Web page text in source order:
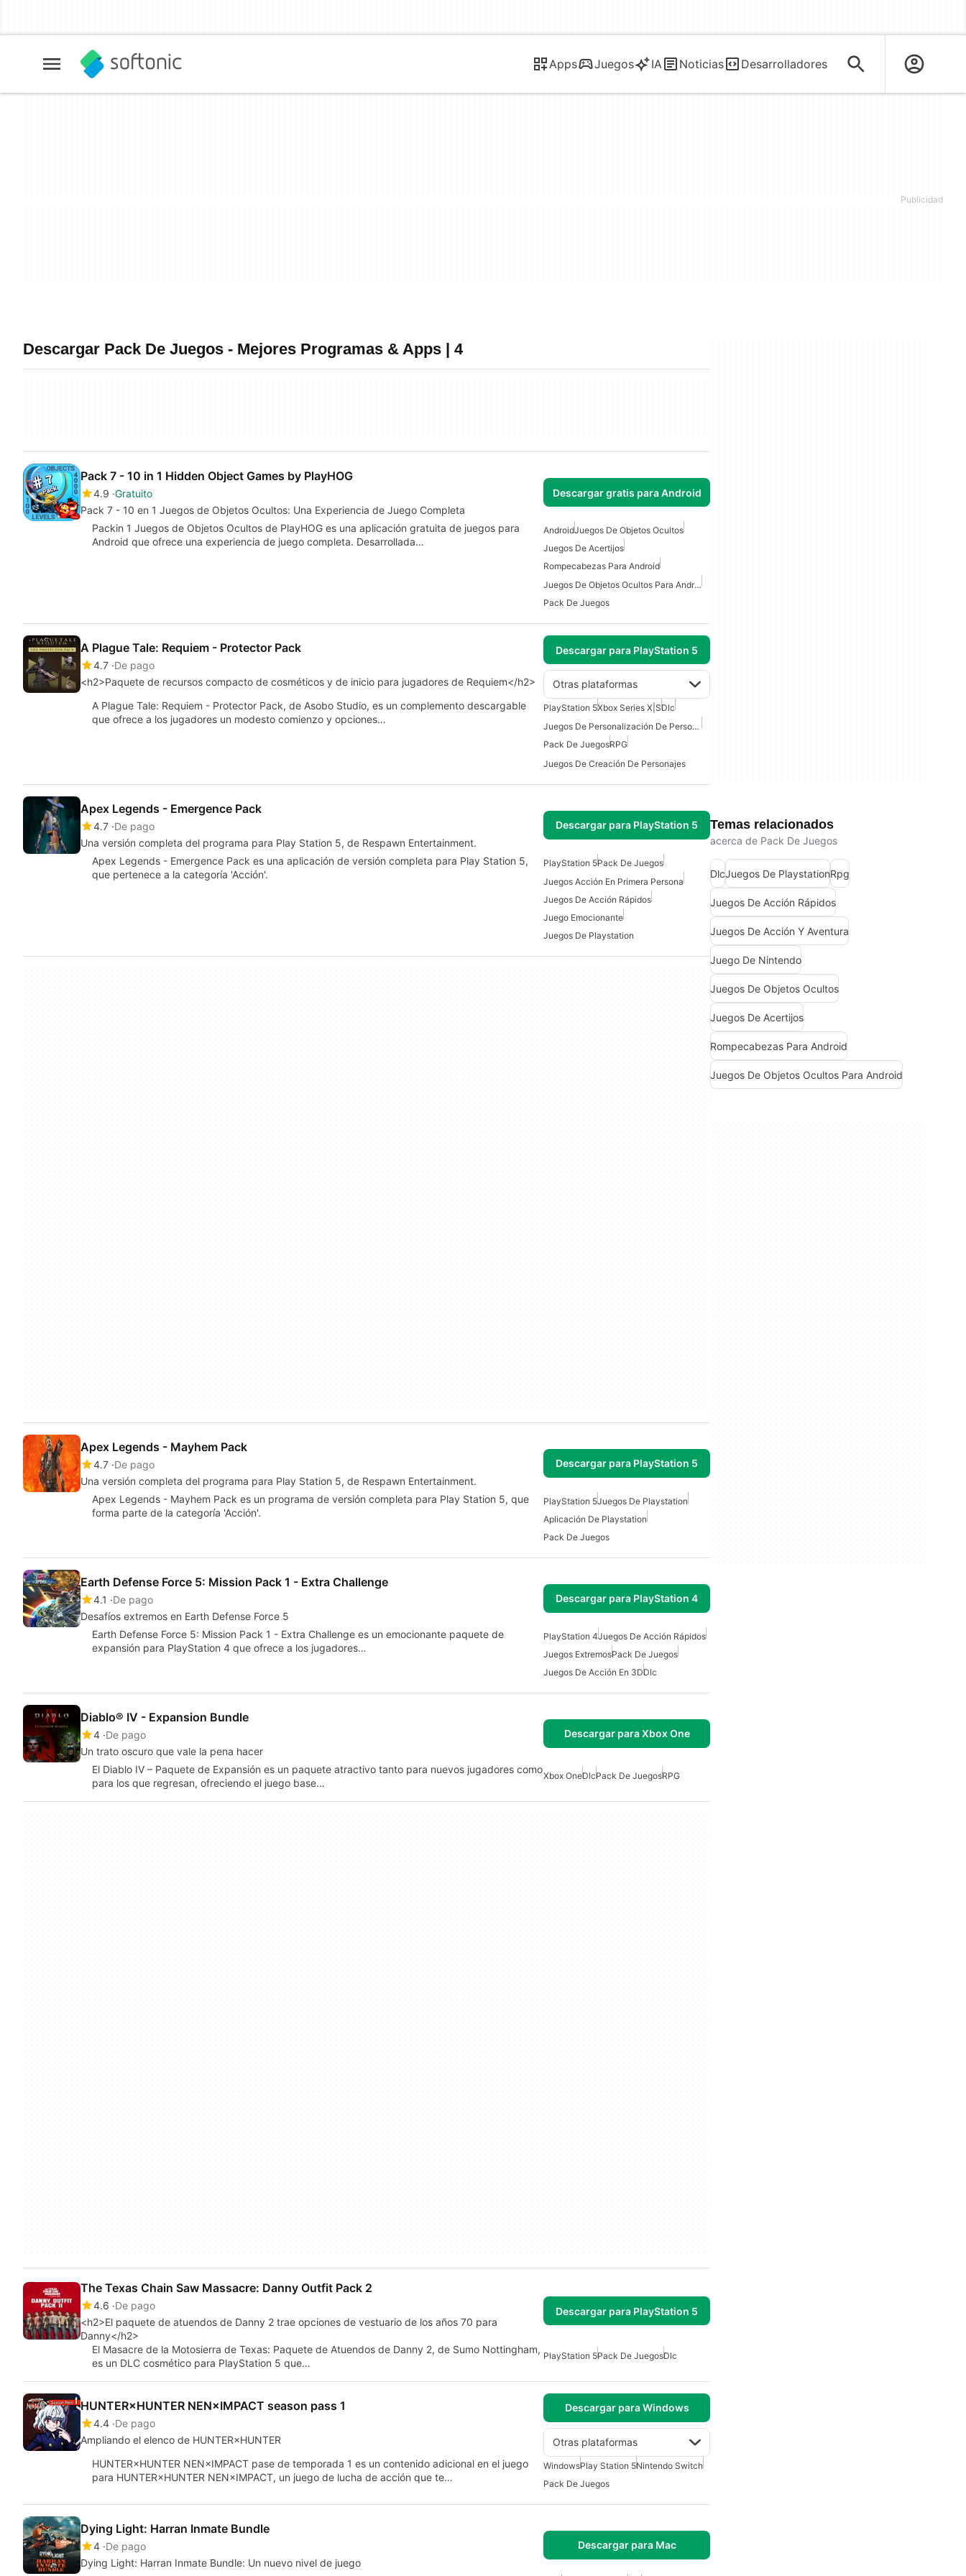
Apps Juegos IA Noticias Desarrolladores
Descargar Pack De Juegos - Mejores Programas & Apps | 4
Pack 7 - 10 in 1 Hidden Object Games by PlayHOG
4.9 Gratuito
Pack 7 - 10 en 1 Juegos de Objetos Ocultos: Una Experiencia de Juego Completa
Descargar gratis para Android
Packin 1 Juegos de Objetos Ocultos de PlayHOG es una aplicación gratuita de juegos para
Android que ofrece una experiencia de juego completa. Desarrollada…
AndroidJuegos De Objetos Ocultos
Juegos De Acertijos
Rompecabezas Para Android
Juegos De Objetos Ocultos Para Android
Pack De Juegos
A Plague Tale: Requiem - Protector Pack
4.7 De pago
<h2>Paquete de recursos compacto de cosméticos y de inicio para jugadores de Requiem</h2>
Descargar para PlayStation 5
Otras plataformas
A Plague Tale: Requiem - Protector Pack, de Asobo Studio, es un complemento descargable
que ofrece a los jugadores un modesto comienzo y opciones…
PlayStation 5Xbox Series X|SDlc
Juegos De Personalización De Personajes
Pack De JuegosRPG
Juegos De Creación De Personajes
Apex Legends - Emergence Pack
4.7 De pago
Una versión completa del programa para Play Station 5, de Respawn Entertainment.
Descargar para PlayStation 5
Apex Legends - Emergence Pack es una aplicación de versión completa para Play Station 5,
que pertenece a la categoría 'Acción'.
PlayStation 5Pack De Juegos
Juegos Acción En Primera Persona
Juegos De Acción Rápidos
Juego Emocionante
Juegos De Playstation
Apex Legends - Mayhem Pack
4.7 De pago
Una versión completa del programa para Play Station 5, de Respawn Entertainment.
Descargar para PlayStation 5
Apex Legends - Mayhem Pack es un programa de versión completa para Play Station 5, que
forma parte de la categoría 'Acción'.
PlayStation 5Juegos De Playstation
Aplicación De Playstation
Pack De Juegos
Earth Defense Force 5: Mission Pack 1 - Extra Challenge
4.1
De pago
Desafíos extremos en Earth Defense Force 5
Descargar para PlayStation 4
Earth Defense Force 5: Mission Pack 1 - Extra Challenge es un emocionante paquete de
expansión para PlayStation 4 que ofrece a los jugadores…
PlayStation 4Juegos De Acción Rápidos
Juegos ExtremosPack De Juegos
Juegos De Acción En 3DDlc
Diablo® IV - Expansion Bundle
4 De pago
Un trato oscuro que vale la pena hacer
Descargar para Xbox One
El Diablo IV – Paquete de Expansión es un paquete atractivo tanto para nuevos jugadores como
para los que regresan, ofreciendo el juego base…
Xbox OneDlcPack De JuegosRPG
The Texas Chain Saw Massacre: Danny Outfit Pack 2
4.6 De pago
<h2>El paquete de atuendos de Danny 2 trae opciones de vestuario de los años 70 para
Danny</h2>
Descargar para PlayStation 5
El Masacre de la Motosierra de Texas: Paquete de Atuendos de Danny 2, de Sumo Nottingham,
es un DLC cosmético para PlayStation 5 que…
PlayStation 5Pack De JuegosDlc
HUNTER×HUNTER NEN×IMPACT season pass 1
4.4 De pago
Ampliando el elenco de HUNTER×HUNTER
Descargar para Windows
Otras plataformas
HUNTER×HUNTER NEN×IMPACT pase de temporada 1 es un contenido adicional en el juego
para HUNTER×HUNTER NEN×IMPACT, un juego de lucha de acción que te…
WindowsPlay Station 5Nintendo Switch
Pack De Juegos
Dying Light: Harran Inmate Bundle
4 De pago
Dying Light: Harran Inmate Bundle: Un nuevo nivel de juego
Descargar para Mac
Temas relacionados
acerca de Pack De Juegos
DlcJuegos De PlaystationRpg
Juegos De Acción Rápidos
Juegos De Acción Y Aventura
Juego De Nintendo
Juegos De Objetos Ocultos
Juegos De Acertijos
Rompecabezas Para Android
Juegos De Objetos Ocultos Para Android